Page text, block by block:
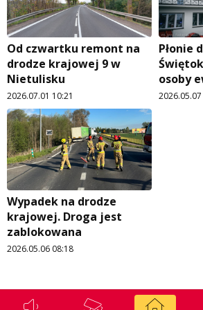
Weekend z blondynką
W starych Kielcach
Wszystko w temacie
Polityka prywatności
ZNAJDZIESZ NAS
Od czwartku remont na
drodze krajowej 9 w
Nietulisku
2026.07.01 10:21
Płonie
osoby
Wypadek na drodze
krajowej. Droga jest
zablokowana
2026.05.06 08:18